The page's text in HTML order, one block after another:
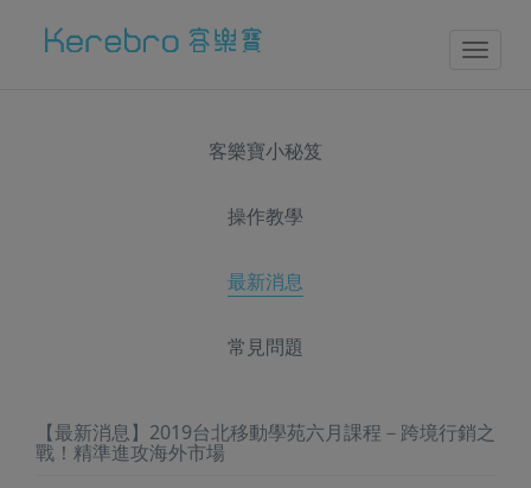
客樂寶小秘笈
操作教學
最新消息
常見問題
【最新消息】2019台北移動學苑六月課程－跨境行銷之
戰！精準進攻海外市場